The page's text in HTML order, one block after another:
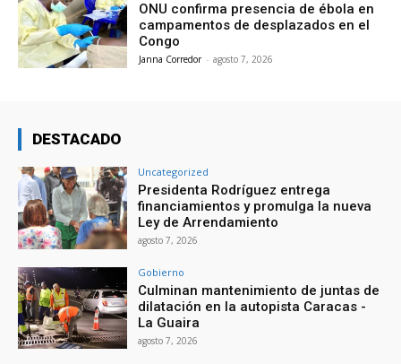
ONU confirma presencia de ébola en
campamentos de desplazados en el
Congo
Janna Corredor - agosto 7, 2026
DESTACADO
Uncategorized
Presidenta Rodríguez entrega
financiamientos y promulga la nueva
Ley de Arrendamiento
agosto 7, 2026
Gobierno
Culminan mantenimiento de juntas de
dilatación en la autopista Caracas -
La Guaira
agosto 7, 2026